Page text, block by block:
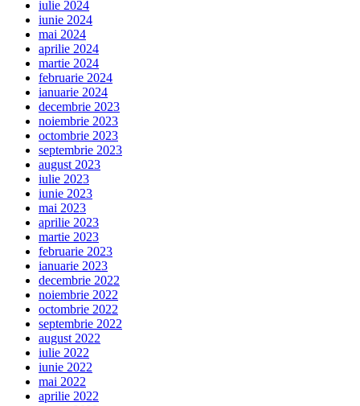
iulie 2024
iunie 2024
mai 2024
aprilie 2024
martie 2024
februarie 2024
ianuarie 2024
decembrie 2023
noiembrie 2023
octombrie 2023
septembrie 2023
august 2023
iulie 2023
iunie 2023
mai 2023
aprilie 2023
martie 2023
februarie 2023
ianuarie 2023
decembrie 2022
noiembrie 2022
octombrie 2022
septembrie 2022
august 2022
iulie 2022
iunie 2022
mai 2022
aprilie 2022